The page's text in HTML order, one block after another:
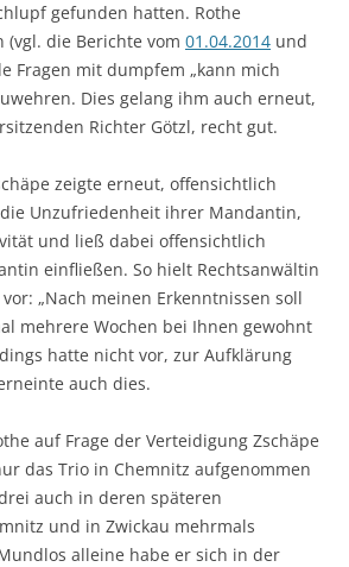
gefunden hatten. Rothe
die Berichte vom 01.04.2014 und
Fragen mit dumpfem „kann mich
Dies gelang ihm auch erneut,
Richter Götzl, recht gut.
zeigte erneut, offensichtlich
Unzufriedenheit ihrer Mandantin,
und ließ dabei offensichtlich
einfließen. So hielt Rechtsanwältin
„Nach meinen Erkenntnissen soll
mehrere Wochen bei Ihnen gewohnt
hatte nicht vor, zur Aufklärung
auch dies.
auf Frage der Verteidigung Zschäpe
das Trio in Chemnitz aufgenommen
auch in deren späteren
und in Zwickau mehrmals
alleine habe er sich in der